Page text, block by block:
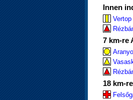
Innen
7 km-re
18 km-